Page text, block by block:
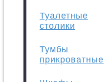
Туалетные
столики
Тумбы
прикроватные